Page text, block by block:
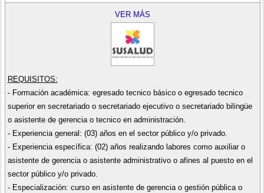
VER MÁS
REQUISITOS:
- Formación académica: egresado tecnico básico o egresado tecnico
superior en secretariado o secretariado ejecutivo o secretariado bilingüe
o asistente de gerencia o tecnico en administración.
- Experiencia general: (03) años en el sector público y/o privado.
- Experiencia específica: (02) años realizando labores como auxiliar o
asistente de gerencia o asistente administrativo o afines al puesto en el
sector público y/o privado.
- Especialización: curso en asistente de gerencia o gestión pública o